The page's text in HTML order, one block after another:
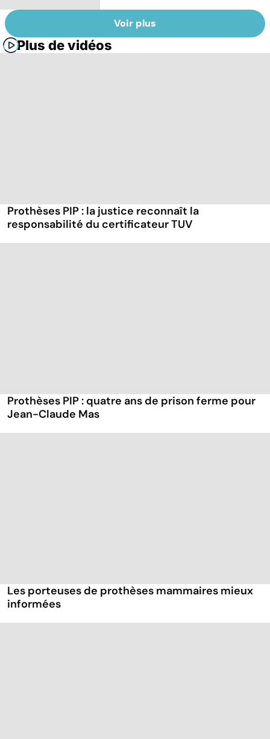
Voir plus
Plus de vidéos
Prothèses PIP : la justice reconnaît la
responsabilité du certificateur TUV
Prothèses PIP : quatre ans de prison ferme pour
Jean-Claude Mas
Les porteuses de prothèses mammaires mieux
informées